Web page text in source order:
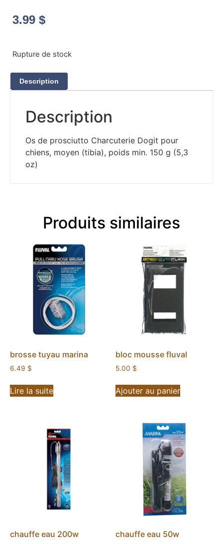
3.99 $
Rupture de stock
Description
Description
Os de prosciutto Charcuterie Dogit pour
chiens, moyen (tibia), poids min. 150 g (5,3
oz)
Produits similaires
brosse tuyau marina
6.49 $
Lire la suite
bloc mousse fluval
5.00 $
Ajouter au panier
chauffe eau 200w chauffe eau 50w